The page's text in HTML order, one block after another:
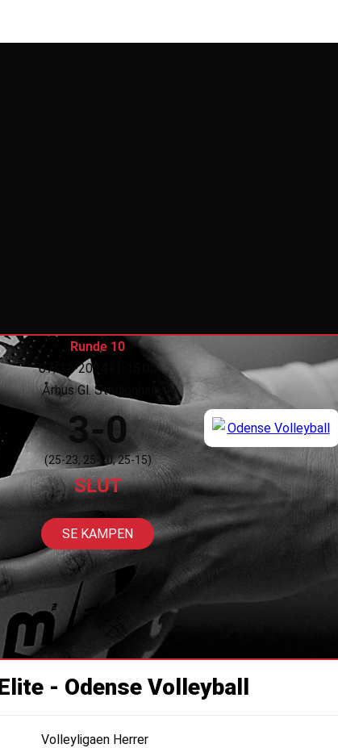
Runde 10
07/12-2024 kl. 15:00
Århus Gl. Stadionhal
3-0
(25-23, 25-20, 25-15)
SLUT
SE KAMPEN
- Odense Volleyball
Volleyligaen Herrer